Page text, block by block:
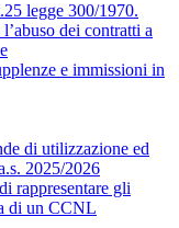
legge 300/1970.
dei contratti a
e immissioni in
di utilizzazione ed
2025/2026
rappresentare gli
di un CCNL